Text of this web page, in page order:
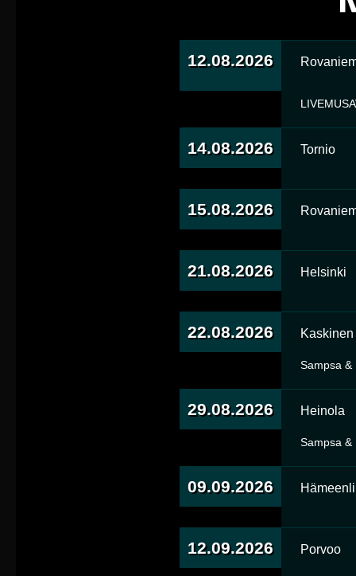
12.08.2026
14.08.2026 Tornio
15.08.2026
21.08.2026 Helsinki
22.08.2026 Kaskinen
Sampsa &
29.08.2026 Heinola
Sampsa &
09.09.2026
12.09.2026 Porvoo